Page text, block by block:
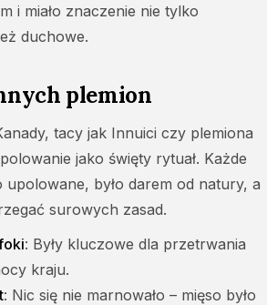
i miało znaczenie nie tylko
duchowe.
plemion
tacy jak Innuici czy plemiona
jako święty rytuał. Każde
upolowane, było darem od natury, a
surowych zasad.
: Były kluczowe dla przetrwania
kraju.
: Nic się nie marnowało – mięso było